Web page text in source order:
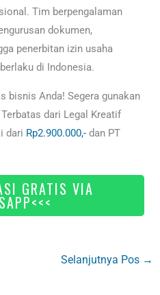
Tim berpengalaman
dokumen,
penerbitan izin usaha
di Indonesia.
bisnis Anda! Segera gunakan
dari Legal Kreatif
dari Rp2.900.000,- dan PT
GRATIS VIA
Selanjutnya Pos →